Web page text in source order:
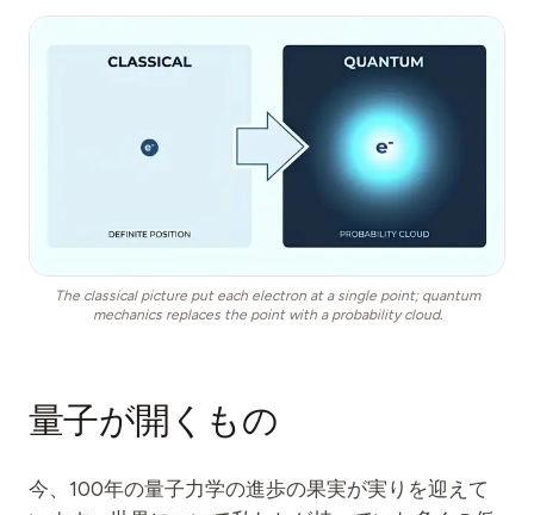
The classical picture put each electron at a single point; quantum
mechanics replaces the point with a probability cloud.
量子が開くもの
今、100年の量子力学の進歩の果実が実りを迎えて